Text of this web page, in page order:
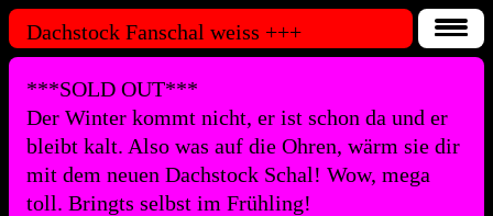
Dachstock Fanschal weiss +++
***SOLD OUT***
Der Winter kommt nicht, er ist schon da und er
bleibt kalt. Also was auf die Ohren, wärm sie dir
mit dem neuen Dachstock Schal! Wow, mega
toll. Bringts selbst im Frühling!